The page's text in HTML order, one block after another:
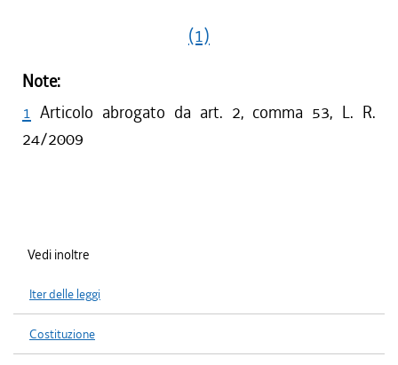
(1)
Note:
1 Articolo abrogato da art. 2, comma 53, L. R.
24/2009
Vedi inoltre
Iter delle leggi
Costituzione